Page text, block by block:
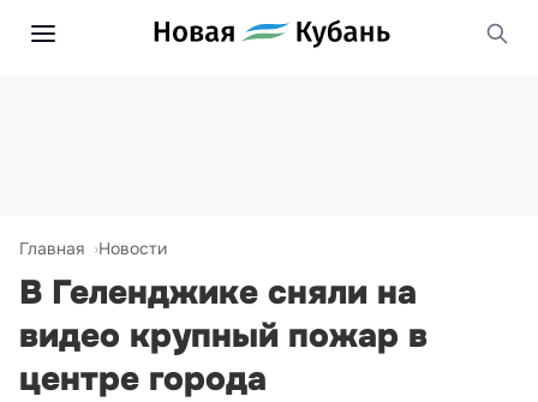
Главная Новости
В Геленджике сняли на
видео крупный пожар в
центре города